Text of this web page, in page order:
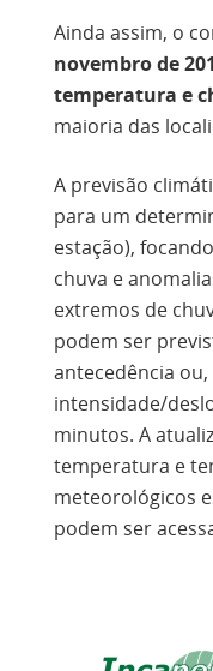
Ainda assim, o
novembro de
temperatura e
maioria das
A previsão
para um
estação),
chuva e
extremos de
podem ser
antecedência
intensidade/
minutos. A
temperatura e
meteorológicos
podem ser